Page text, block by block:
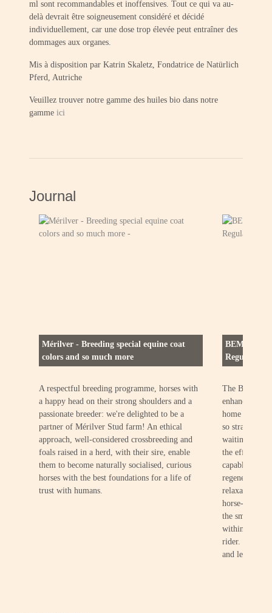
ml sont recommandables et inoffensives. Tout ce qui va au-
delà devrait être soigneusement considéré et décidé
individuellement, car une dose trop élevée peut entraîner des
dommages aux organes.
Mis à disposition par Katrin Skaletz, Fondatrice de Natürlich
Pferd, Autriche
Veuillez trouver notre gamme des huiles bio dans notre
gamme ici
Journal
Mérilver - Breeding special equine coat
colors and so much more
A respectful breeding programme, horses with
a happy head on their strong shoulders and a
passionate breeder: we're delighted to be a
partner of Mérilver Stud farm! An ethical
approach, well-considered crossbreeding and
foals raised in a herd, with their sire, enable
them to become naturally socialised, curious
horses with the best foundations for a life of
trust with humans.
BEMER
Regulation)
The BEMER
enhance the
home
so
waiting
the effect of
capable of
regeneration,
relaxation.
horse-
the smallest
within the
rider. It'll be
and leisure